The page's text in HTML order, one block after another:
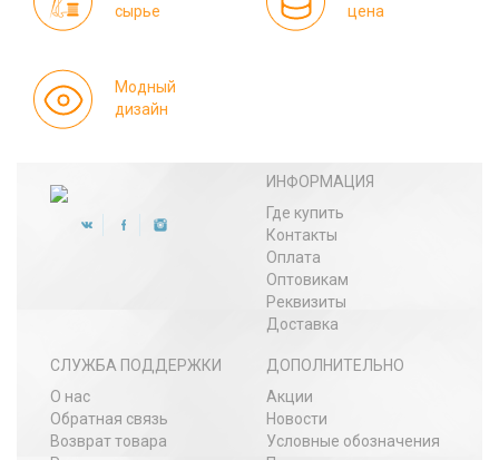
сырье
цена
Модный
дизайн
ИНФОРМАЦИЯ
Где купить
Контакты
Оплата
Оптовикам
Реквизиты
Доставка
СЛУЖБА ПОДДЕРЖКИ
О нас
Обратная связь
Возврат товара
ДОПОЛНИТЕЛЬНО
Акции
Новости
Условные обозначения